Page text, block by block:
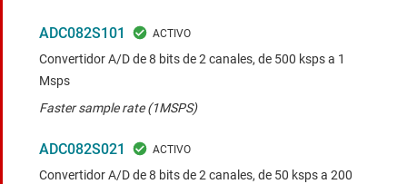
ADC082S101
Convertidor A/D de 8 bits de 2 canales, de 500 ksps a 1
Msps
Faster sample rate (1MSPS)
ADC082S021
Convertidor A/D de 8 bits de 2 canales, de 50 ksps a 200